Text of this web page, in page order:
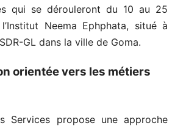
qui se dérouleront du 10 au 25
Neema Ephphata, situé à
GL dans la ville de Goma.
orientée vers les métiers
Services propose une approche